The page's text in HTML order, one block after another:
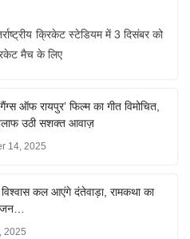
क्रिकेट स्टेडियम में 3 दिसंबर को
मैच के लिए
ऑफ रायपुर’ फिल्म का गीत विमोचित,
उठी सशक्त आवाज़
14, 2025
कल आएंगे दंतेवाड़ा, रामकथा का
2025